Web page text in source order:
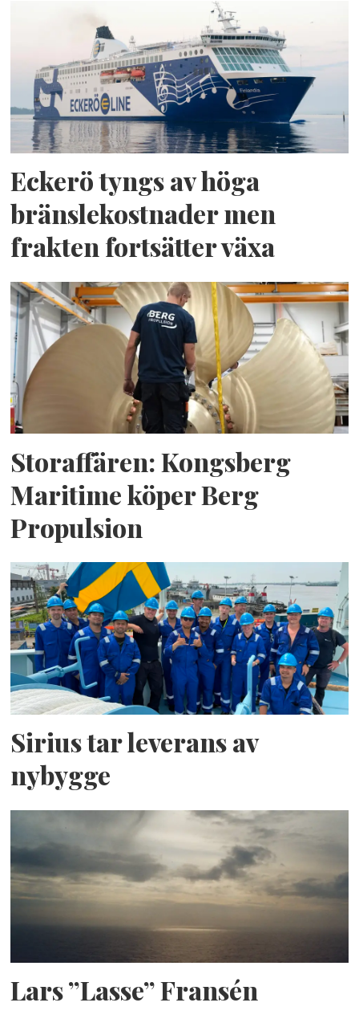
Eckerö tyngs av höga
bränslekostnader men
frakten fortsätter växa
Storaffären: Kongsberg
Maritime köper Berg
Propulsion
Sirius tar leverans av
nybygge
Lars ”Lasse” Fransén